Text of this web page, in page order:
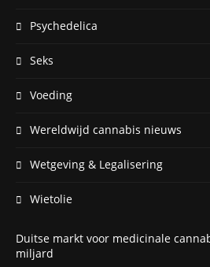
Psychedelica
Seks
Voeding
Wereldwijd cannabis nieuws
Wetgeving & Legalisering
Wietolie
Duitse markt voor medicinale
miljard